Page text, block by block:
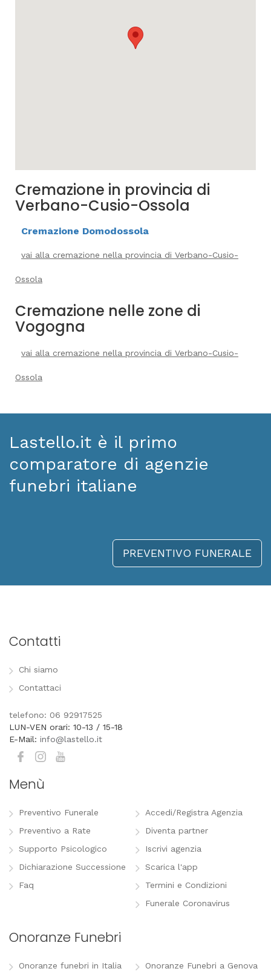
Cremazione in provincia di
Verbano-Cusio-Ossola
Cremazione Domodossola
vai alla cremazione nella provincia di Verbano-Cusio-
Ossola
Cremazione nelle zone di
Vogogna
vai alla cremazione nella provincia di Verbano-Cusio-
Ossola
Lastello.it è il primo
comparatore di agenzie
funebri italiane
PREVENTIVO FUNERALE
Contatti
Chi siamo
Contattaci
telefono: 06 92917525
LUN-VEN orari: 10-13 / 15-18
E-Mail: info@lastello.it
Menù
Preventivo Funerale
Preventivo a Rate
Supporto Psicologico
Dichiarazione Successione
Faq
Accedi/Registra Agenzia
Diventa partner
Iscrivi agenzia
Scarica l'app
Termini e Condizioni
Funerale Coronavirus
Onoranze Funebri
Onoranze funebri in Italia
Onoranze Funebri a Genova